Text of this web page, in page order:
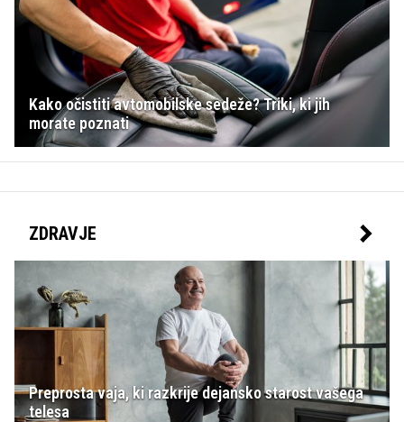
Kako očistiti avtomobilske sedeže? Triki, ki jih
morate poznati
ZDRAVJE
Preprosta vaja, ki razkrije dejansko starost vašega
telesa